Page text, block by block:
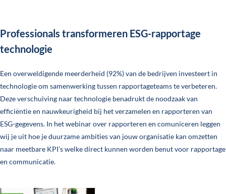
Professionals transformeren ESG-rapportage
technologie
Een overweldigende meerderheid (92%) van de bedrijven investeert in
technologie om samenwerking tussen rapportageteams te verbeteren.
Deze verschuiving naar technologie benadrukt de noodzaak van
efficiëntie en nauwkeurigheid bij het verzamelen en rapporteren van
ESG-gegevens. In het webinar over rapporteren en comuniceren leggen
wij je uit hoe je duurzame ambities van jouw organisatie kan omzetten
naar meetbare KPI’s welke direct kunnen worden benut voor rapportage
en communicatie.